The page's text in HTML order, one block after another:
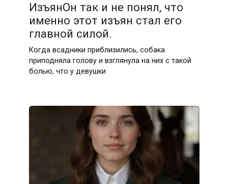
ИзъянОн так и не понял, что
именно этот изъян стал его
главной силой.
Когда всадники приблизились, собака
приподняла голову и взглянула на них с такой
болью, что у девушки